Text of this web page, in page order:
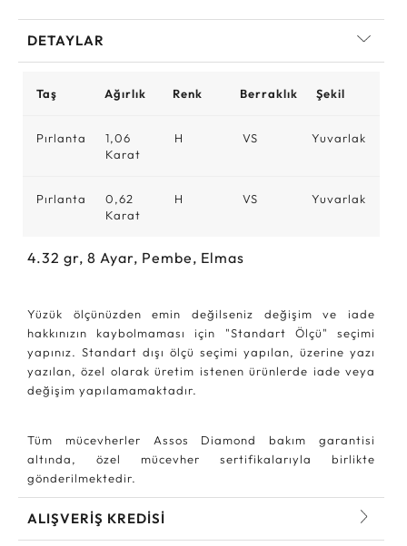
DETAYLAR
Taş Ağırlık Renk Berraklık Şekil
Pırlanta
1,06
Karat
H VS Yuvarlak
Pırlanta
0,62
Karat
H VS Yuvarlak
4.32 gr, 8 Ayar, Pembe, Elmas
Yüzük ölçünüzden emin değilseniz değişim ve iade
hakkınızın kaybolmaması için "Standart Ölçü" seçimi
yapınız. Standart dışı ölçü seçimi yapılan, üzerine yazı
yazılan, özel olarak üretim istenen ürünlerde iade veya
değişim yapılamamaktadır.
Tüm mücevherler Assos Diamond bakım garantisi
altında, özel mücevher sertifikalarıyla birlikte
gönderilmektedir.
ALIŞVERİŞ KREDİSİ